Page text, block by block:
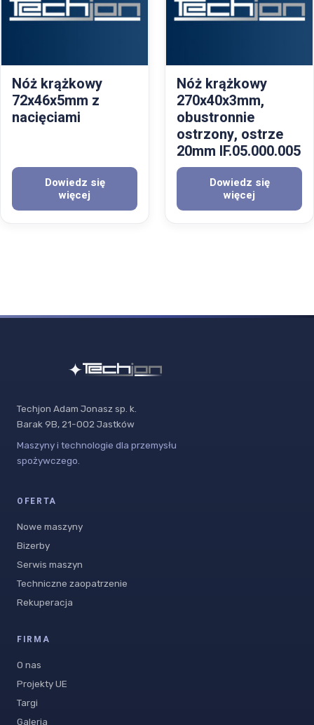
Nóż krążkowy
72x46x5mm z
nacięciami
Dowiedz się
więcej
Nóż krążkowy
270x40x3mm,
obustronnie
ostrzony, ostrze
20mm IF.05.000.005
Dowiedz się
więcej
Techjon Adam Jonasz sp. k.
Barak 9B, 21-002 Jastków
Maszyny i technologie dla przemysłu
spożywczego.
OFERTA
Nowe maszyny
Bizerby
Serwis maszyn
Techniczne zaopatrzenie
Rekuperacja
FIRMA
O nas
Projekty UE
Targi
Galeria